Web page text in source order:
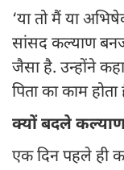
‘या तो मैं या
सांसद कल्याण
जैसा है. उन्होंने
पिता का काम होता
क्यों बदले
एक दिन पहले ही